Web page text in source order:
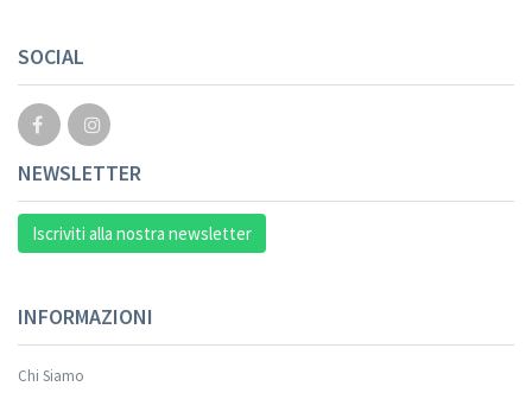
SOCIAL
NEWSLETTER
Iscriviti alla nostra newsletter
INFORMAZIONI
Chi Siamo